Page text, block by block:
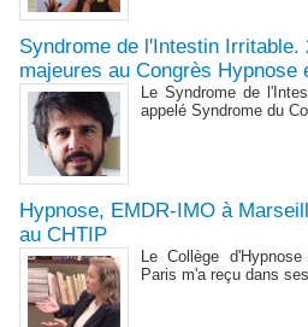
Syndrome de l'Intestin Irritable.
majeures au Congrès Hypnose
Le Syndrome de
appelé Syndrome du
Hypnose, EMDR-IMO à
au CHTIP
Le Collège
Paris m'a reçu dans